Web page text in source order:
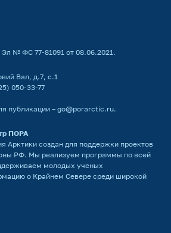
№ ФС 77-81091 от 08.06.2021.
Вал, д.7, с.1
050-33-77
публикации – go@porarctic.ru.
ПОРА
Арктики создан для поддержки проектов
РФ. Мы реализуем программы по всей
молодых ученых
о Крайнем Севере среди широкой